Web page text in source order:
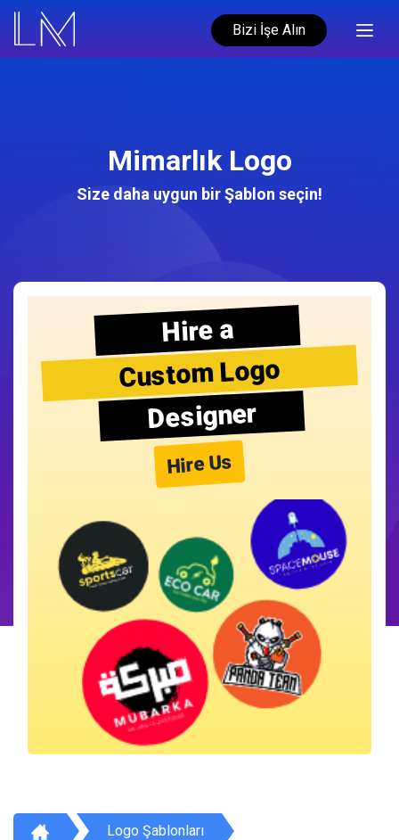
Bizi İşe Alın
Mimarlık Logo
Size daha uygun bir Şablon seçin!
Hire a
Custom Logo
Designer
Hire Us
Logo Şablonları